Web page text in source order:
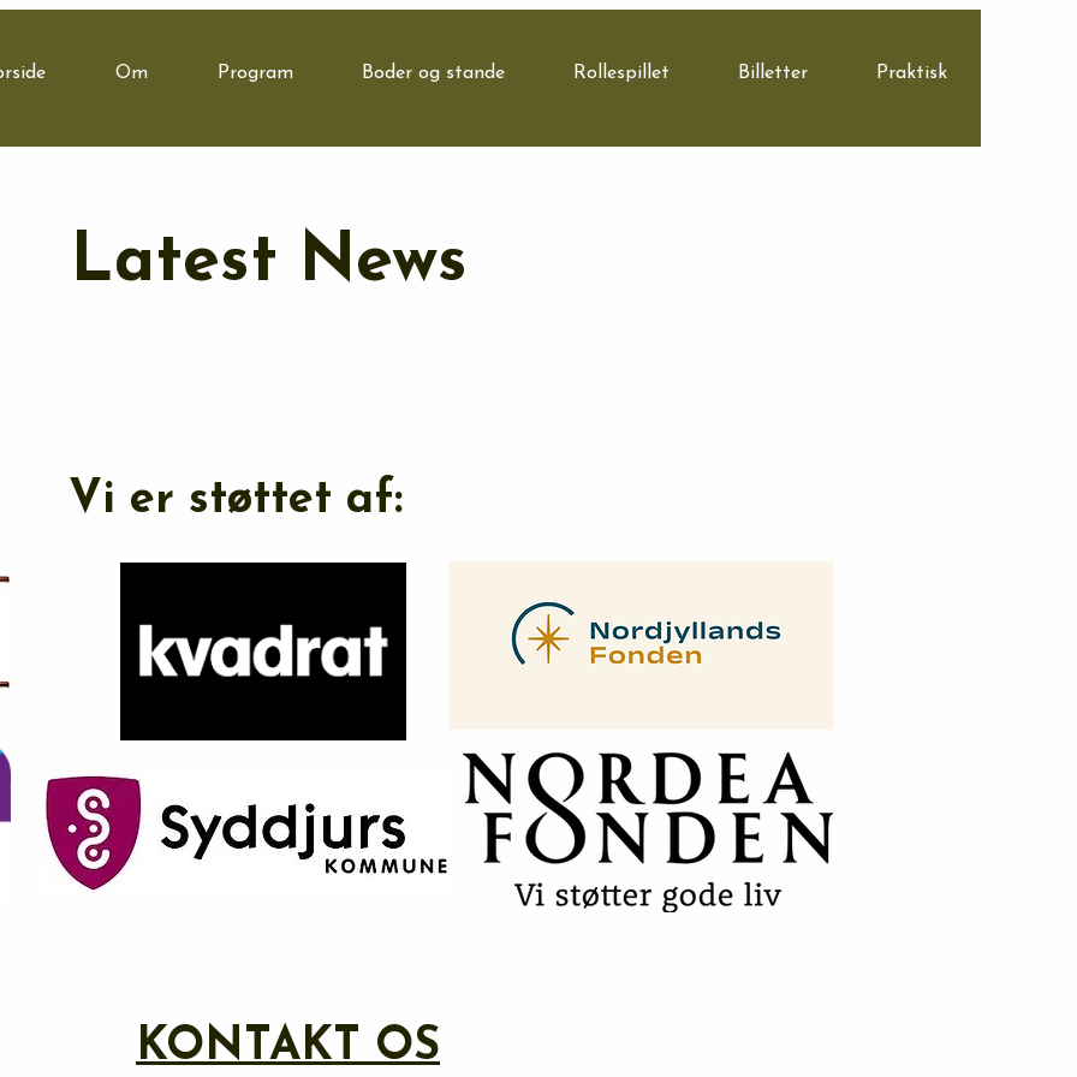
Om Program Boder og stande Rollespillet Billetter Praktisk
Latest News
Vi er støttet af:
KONTAKT OS